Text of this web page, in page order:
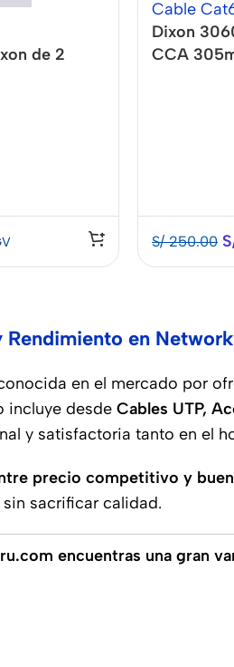
de 2
Cable
Dixon
CCA
S/250.00
Rendimiento en
en el mercado por
incluye desde Cables UTP,
y satisfactoria tanto en el
precio competitivo y
sacrificar calidad.
encuentras una gran